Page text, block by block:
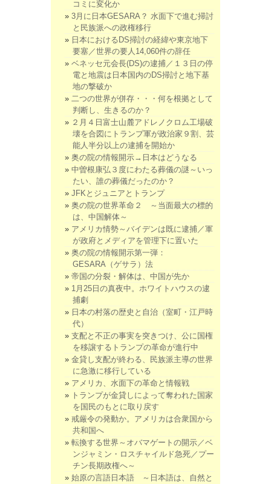
コミに変化か
3月に日本GESARA？ 水面下で進む掃討
と民族派への政権移行
日本におけるDS掃討の経緯や東京地下
要塞／世界の要人14,060件の辞任
ベネッセ元会長(DS)の逮捕／１３日の停
電と地震は日本国内のDS掃討と地下基
地の撃破か
二つの世界が併存・・・何を根拠として
判断し、生きるのか？
２月４日富士山麓アドレノクロム工場破
壊を合図にトランプ軍が政治家９割、芸
能人半分以上の逮捕を開始か
奥の院の情報開示→日本はどうなる
中曽根康弘３度にわたる葬儀の謎～いっ
たい、誰の葬儀だったのか？
JFKとジュニアとトランプ
奥の院の世界革命２ ～当面最大の標的
は、中国解体～
アメリカ情勢～バイデンは既に逮捕／軍
が政府とメディアを管理下に置いた
奥の院の情報開示第一弾：
GESARA（ゲサラ）法
帝国の分裂・解体は、中国が先か
1月25日の真夜中。ホワイトハウスの逮
捕劇
日本の村落の歴史と自治（室町・江戸時
代）
支配と不正の事実を突きつけ、公に国権
を移譲するトランプの革命が進行中
金貸し支配が終わる、民族派主導の世界
に急激に移行している
アメリカ、水面下の革命と情報戦
トランプが金貸しによって奪われた国家
を国民のもとに取り戻す
戒厳令の発動か。アメリカは合衆国から
共和国へ
転換する世界～オバマゲートの開示／ベ
ンジャミン・ロスチャイルド急死／プー
チン長期政権へ～
始原の言語日本語 ～日本語は、自然と